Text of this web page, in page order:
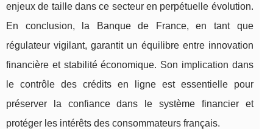
enjeux de taille dans ce secteur en perpétuelle évolution.
En conclusion, la Banque de France, en tant que
régulateur vigilant, garantit un équilibre entre innovation
financière et stabilité économique. Son implication dans
le contrôle des crédits en ligne est essentielle pour
préserver la confiance dans le système financier et
protéger les intérêts des consommateurs français.